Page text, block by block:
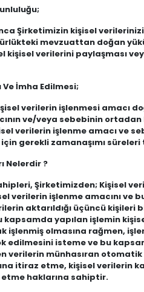
Şirketimizin kişisel
mevzuattan doğan
kişisel verilerini paylaşması
İmha Edilmesi;
verilerin işlenmesi amacı
ve/veya sebebinin
verilerin işlenme amacı ve
gerekli zamanaşımı
Nelerdir ?
Şirketimizden; Kişisel
verilerin işlenme amacını ve
aktarıldığı üçüncü
yapılan işlemin
işlenmiş olmasına rağmen,
edilmesini isteme ve bu
verilerin münhasıran
itiraz etme, kişisel verilerin
haklarına sahiptir.